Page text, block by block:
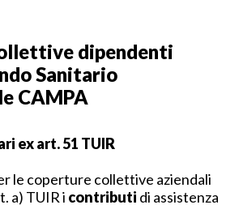
dipendenti
Sanitario
CAMPA
ex art. 51 TUIR
le coperture collettive aziendali
a) TUIR i contributi di assistenza